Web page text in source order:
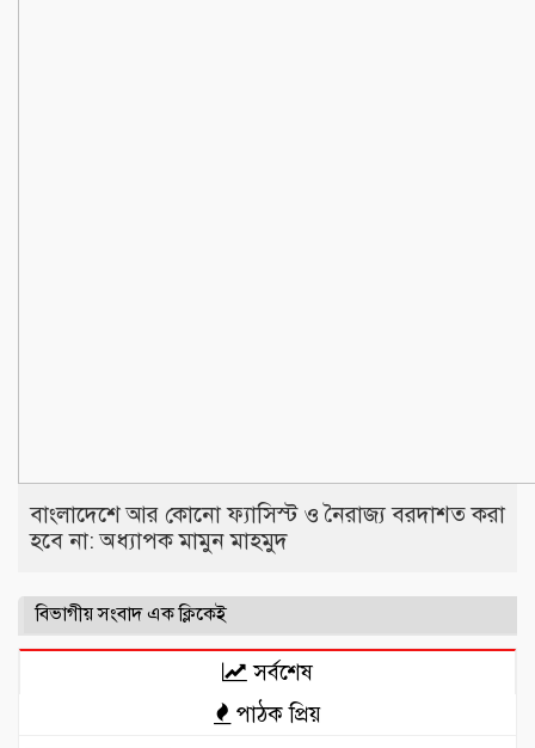
বাংলাদেশে আর কোনো ফ্যাসিস্ট ও নৈরাজ্য বরদাশত করা
হবে না: অধ্যাপক মামুন মাহমুদ
বিভাগীয় সংবাদ এক ক্লিকেই
সর্বশেষ
পাঠক প্রিয়